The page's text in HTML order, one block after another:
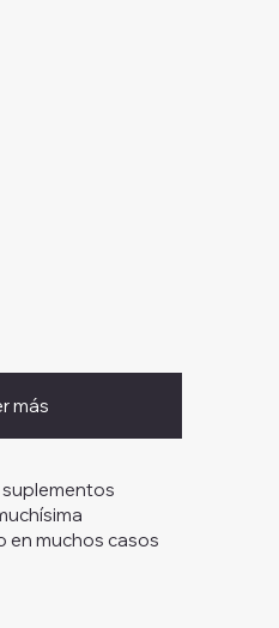
suplementos
en muchos casos
más